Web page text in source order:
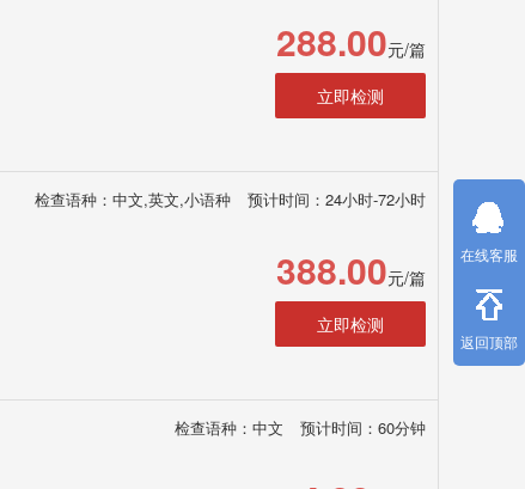
288.00元/篇
立即检测
检查语种：中文,英文,小语种 预计时间：24小时-72小时
388.00元/篇
立即检测
检查语种：中文 预计时间：60分钟
在线客服
返回顶部